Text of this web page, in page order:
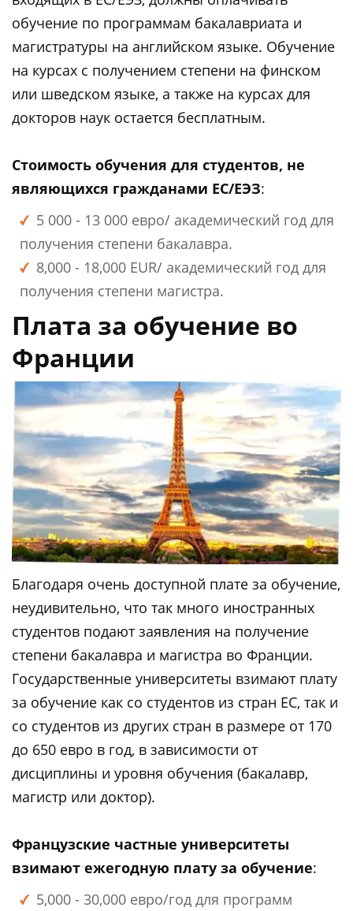
обучение по программам бакалавриата и
магистратуры на английском языке. Обучение
на курсах с получением степени на финском
или шведском языке, а также на курсах для
докторов наук остается бесплатным.
Стоимость обучения для студентов, не
являющихся гражданами ЕС/ЕЭЗ:
5 000 - 13 000 евро/ академический год для
получения степени бакалавра.
8,000 - 18,000 EUR/ академический год для
получения степени магистра.
Плата за обучение во
Франции
Благодаря очень доступной плате за обучение,
неудивительно, что так много иностранных
студентов подают заявления на получение
степени бакалавра и магистра во Франции.
Государственные университеты взимают плату
за обучение как со студентов из стран ЕС, так и
со студентов из других стран в размере от 170
до 650 евро в год, в зависимости от
дисциплины и уровня обучения (бакалавр,
магистр или доктор).
Французские частные университеты
взимают ежегодную плату за обучение:
5,000 - 30,000 евро/год для программ